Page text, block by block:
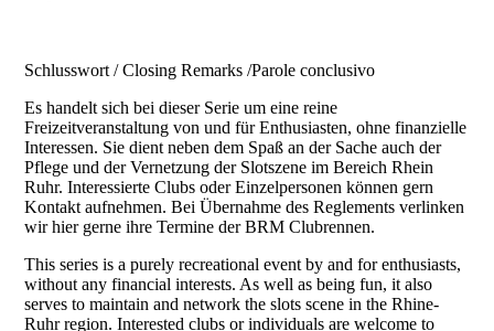
Schlusswort / Closing Remarks /Parole conclusivo
Es handelt sich bei dieser Serie um eine reine
Freizeitveranstaltung von und für Enthusiasten, ohne finanzielle
Interessen. Sie dient neben dem Spaß an der Sache auch der
Pflege und der Vernetzung der Slotszene im Bereich Rhein
Ruhr. Interessierte Clubs oder Einzelpersonen können gern
Kontakt aufnehmen. Bei Übernahme des Reglements verlinken
wir hier gerne ihre Termine der BRM Clubrennen.
This series is a purely recreational event by and for enthusiasts,
without any financial interests. As well as being fun, it also
serves to maintain and network the slots scene in the Rhine-
Ruhr region. Interested clubs or individuals are welcome to